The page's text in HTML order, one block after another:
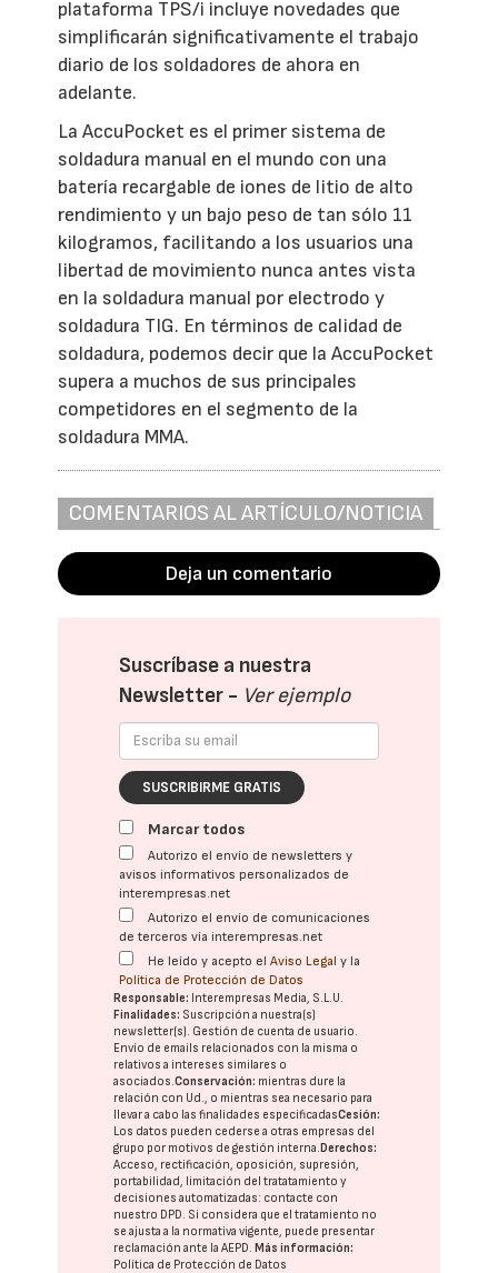
plataforma TPS/i incluye novedades que
simplificarán significativamente el trabajo
diario de los soldadores de ahora en
adelante.
La AccuPocket es el primer sistema de
soldadura manual en el mundo con una
batería recargable de iones de litio de alto
rendimiento y un bajo peso de tan sólo 11
kilogramos, facilitando a los usuarios una
libertad de movimiento nunca antes vista
en la soldadura manual por electrodo y
soldadura TIG. En términos de calidad de
soldadura, podemos decir que la AccuPocket
supera a muchos de sus principales
competidores en el segmento de la
soldadura MMA.
COMENTARIOS AL ARTÍCULO/NOTICIA
Deja un comentario
Suscríbase a nuestra
Newsletter - Ver ejemplo
SUSCRIBIRME GRATIS
Marcar todos
Autorizo el envío de newsletters y
avisos informativos personalizados de
interempresas.net
Autorizo el envío de comunicaciones
de terceros vía interempresas.net
He leído y acepto elAviso Legal y la
Política de Protección de Datos
Responsable: Interempresas Media, S.L.U.
Finalidades: Suscripción a nuestra(s)
newsletter(s). Gestión de cuenta de usuario.
Envío de emails relacionados con la misma o
relativos a intereses similares o
asociados.Conservación: mientras dure la
relación con Ud., o mientras sea necesario para
llevar a cabo las finalidades especificadasCesión:
Los datos pueden cederse a otras empresas del
grupo por motivos de gestión interna.Derechos:
Acceso, rectificación, oposición, supresión,
portabilidad, limitación del tratatamiento y
decisiones automatizadas: contacte con
nuestro DPD. Si considera que el tratamiento no
se ajusta a la normativa vigente, puede presentar
reclamación ante laAEPD.Más información:
Política de Protección de Datos